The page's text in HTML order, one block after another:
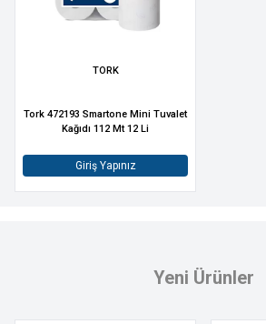
TORK
Tork 472193 Smartone Mini Tuvalet
Kağıdı 112 Mt 12 Li
Giriş Yapınız
Yeni Ürünler